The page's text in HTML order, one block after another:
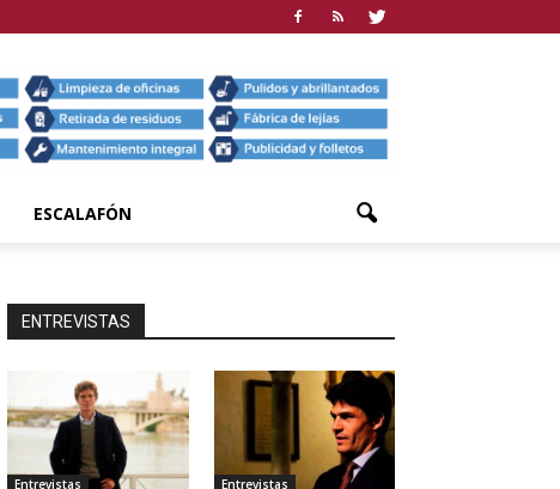
ESCALAFÓN
ENTREVISTAS
Entrevistas Entrevistas